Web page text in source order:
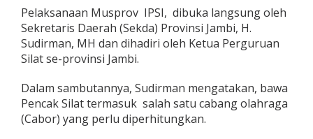
i
n
i
p
o
g
a
Pelaksanaan Musprov IPSI, dibuka langsung oleh
Sekretaris Daerah (Sekda) Provinsi Jambi, H.
Sudirman, MH dan dihadiri oleh Ketua Perguruan
Silat se-provinsi Jambi.
Dalam sambutannya, Sudirman mengatakan, bawa
Pencak Silat termasuk salah satu cabang olahraga
(Cabor) yang perlu diperhitungkan.